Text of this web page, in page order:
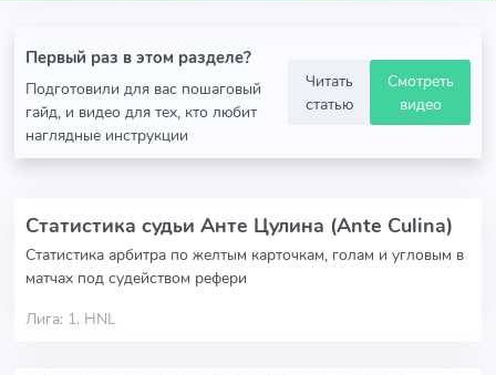
Первый раз в этом разделе?
Подготовили для вас пошаговый
гайд, и видео для тех, кто любит
наглядные инструкции
Читать
статью
Смотреть
видео
Статистика судьи Анте Цулина (Ante Culina)
Статистика арбитра по желтым карточкам, голам и угловым в
матчах под судейством рефери
Лига: 1. HNL